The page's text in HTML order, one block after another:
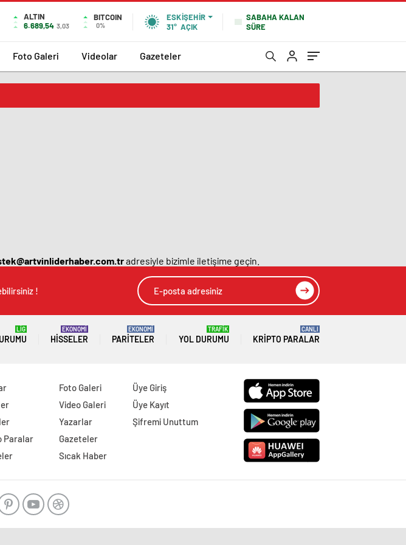
ALTIN
6.689,54 3,03
BITCOIN
0%
ESKIŞEHIR
31° AÇIK
SABAHA KALAN
SÜRE
Foto Galeri Videolar Gazeteler
adresiyle bizimle iletişime geçin.
!
LİG
HISSELER
EKONOMİ
PARITELER
EKONOMİ
YOL DURUMU
TRAFİK
KRIPTO PARALAR
CANLI
Paralar
Foto Galeri
Video Galeri
Yazarlar
Gazeteler
Sıcak Haber
Üye Giriş
Üye Kayıt
Şifremi Unuttum